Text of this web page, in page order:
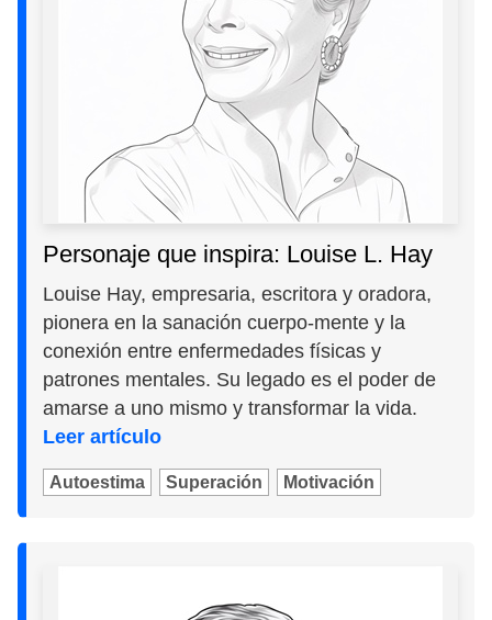
Personaje que inspira: Louise L. Hay
Louise Hay, empresaria, escritora y oradora,
pionera en la sanación cuerpo-mente y la
conexión entre enfermedades físicas y
patrones mentales. Su legado es el poder de
amarse a uno mismo y transformar la vida.
Leer artículo
Autoestima Superación Motivación